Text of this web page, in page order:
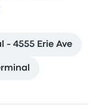
- 4555 Erie Ave